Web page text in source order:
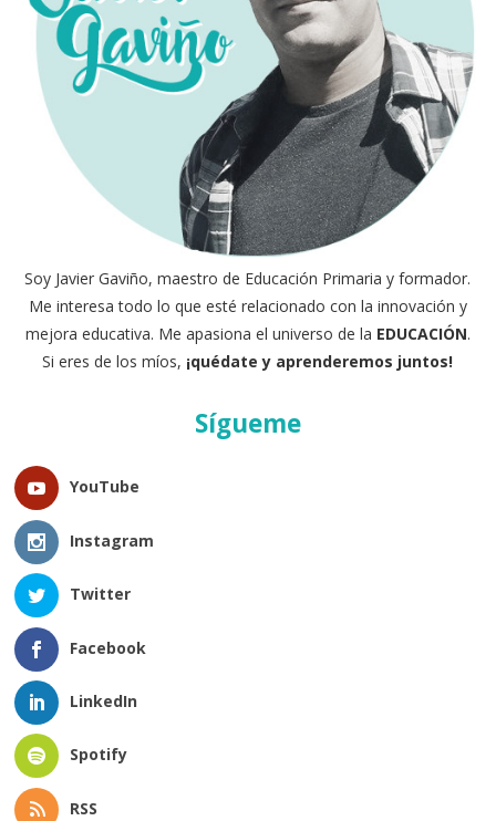
Soy Javier Gaviño, maestro de Educación Primaria y formador.
Me interesa todo lo que esté relacionado con la innovación y
mejora educativa. Me apasiona el universo de la EDUCACIÓN.
Si eres de los míos, ¡quédate y aprenderemos juntos!
Sígueme
YouTube
Instagram
Twitter
Facebook
LinkedIn
Spotify
RSS